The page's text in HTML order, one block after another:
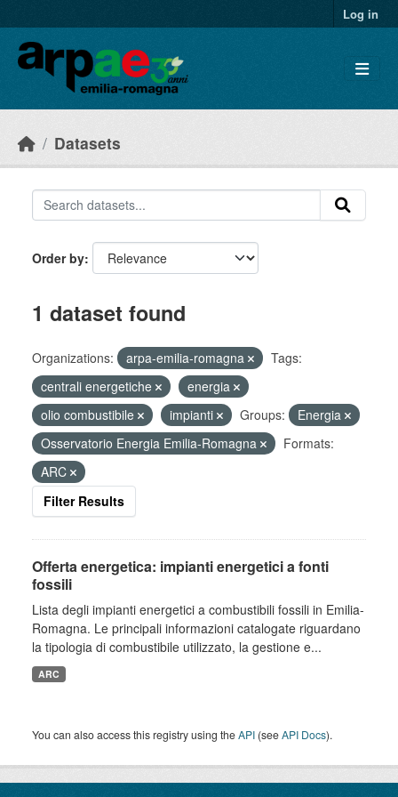
Log in
Datasets
Order by
1 dataset found
Organizations: arpa-emilia-romagna
Tags:
centrali energetiche
energia
olio combustibile
impianti Groups:
Energia
Osservatorio Energia Emilia-Romagna
Formats:
ARC
Filter Results
Offerta energetica: impianti energetici a fonti
fossili
Lista degli impianti energetici a combustibili fossili in Emilia-
Romagna. Le principali informazioni catalogate riguardano
la tipologia di combustibile utilizzato, la gestione e...
ARC
You can also access this registry using theAPI (seeAPI Docs).